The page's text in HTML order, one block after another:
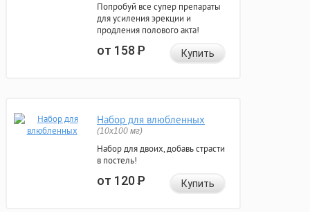
Попробуй все супер препараты
для усиления эрекции и
продления полового акта!
от 158Р Купить
Набор для влюбленных
(10х100 мг)
Набор для двоих, добавь страсти
в постель!
от 120Р Купить